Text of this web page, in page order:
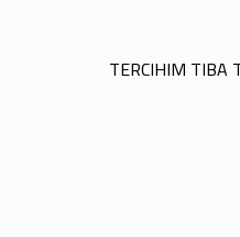
TERCIHIM TIBA